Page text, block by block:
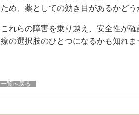
ため、薬としての効き目があるかど
これらの障害を乗り越え、安全性が
療の選択肢のひとつになるかも知れま
一覧へ戻る